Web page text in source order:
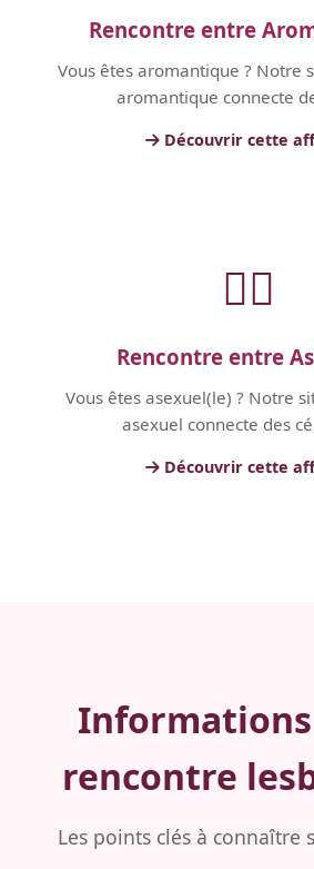
Rencontre entre
Vous êtes aromantique ? Notre
aromantique connecte
Découvrir cette
🏳️‍🌈
Rencontre entre
Vous êtes asexuel(le) ? Notre
asexuel connecte des
Découvrir cette
rencontre
Les points clés à connaître